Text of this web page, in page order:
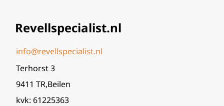
Revellspecialist.nl
info@revellspecialist.nl
Terhorst 3
9411 TR,Beilen
kvk: 61225363